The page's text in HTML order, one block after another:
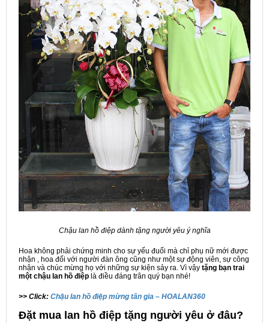
Chậu lan hồ điệp dành tặng người yêu ý nghĩa
Hoa không phải chứng minh cho sự yếu đuối mà chỉ phụ nữ mới được
nhận , hoa đối với người đàn ông cũng như một sự động viên, sự công
nhận và chúc mừng họ với những sự kiện sảy ra. Vì vậy tặng bạn trai
một chậu lan hồ điệp là điều đáng trân quý bạn nhé!
>> Click: Chậu lan hồ điệp mừng tân gia – HOALAN360
Đặt mua lan hồ điệp tặng người yêu ở đâu?